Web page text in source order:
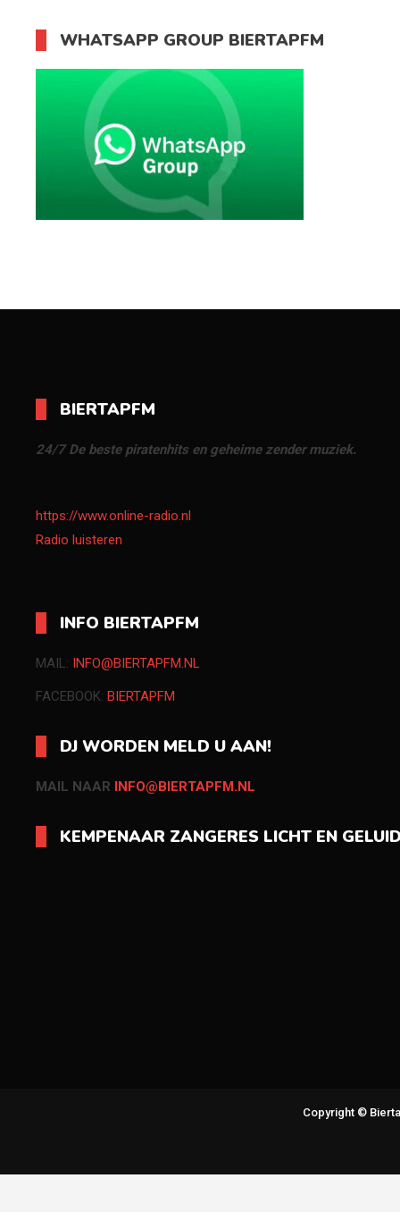
WHATSAPP GROUP BIERTAPFM
BIERTAPFM
24/7 De beste piratenhits en geheime zender muziek.
https://www.online-radio.nl
Radio luisteren
INFO BIERTAPFM
MAIL: INFO@BIERTAPFM.NL
FACEBOOK: BIERTAPFM
DJ WORDEN MELD U AAN!
MAIL NAAR INFO@BIERTAPFM.NL
KEMPENAAR ZANGERES LICHT EN
Copyright ©